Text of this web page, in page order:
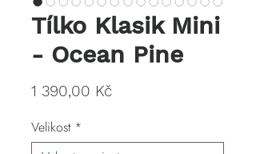
Tílko Klasik Mini
- Ocean Pine
1 390,00 KčCena
Velikost *